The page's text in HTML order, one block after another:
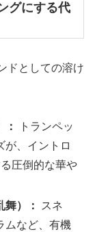
グにする代
ドとしての溶け
トランペッ
が、イントロ
圧倒的な華や
）：
スネ
ムなど、有機